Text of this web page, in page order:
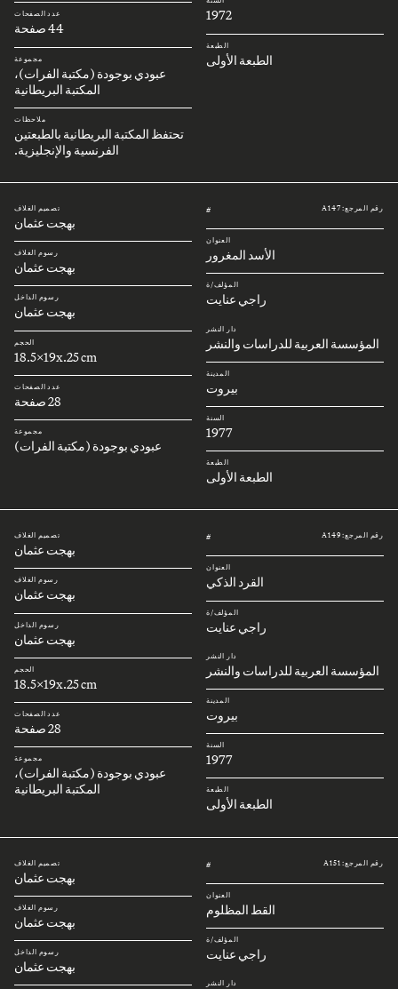
1972
الطبعة
الطبعة الأولى
عدد الصفحات
44 صفحة
مجموعة
عبودي بوجودة (مكتبة الفرات)،
المكتبة البريطانية
ملاحظات
تحتفظ المكتبة البريطانية بالطبعتين
الفرنسية والإنجليزية.
رقم المرجع: A147 #
العنوان
الأسد المغرور
المؤلف/ة
راجي عنايت
دار النشر
المؤسسة العربية للدراسات والنشر
المدينة
بيروت
السنة
1977
الطبعة
الطبعة الأولى
تصميم الغلاف
بهجت عثمان
رسوم الغلاف
بهجت عثمان
رسوم الداخل
بهجت عثمان
الحجم
18.5x19x.25 cm
عدد الصفحات
28 صفحة
مجموعة
عبودي بوجودة (مكتبة الفرات)
رقم المرجع: A149 #
العنوان
القرد الذكي
المؤلف/ة
راجي عنايت
دار النشر
المؤسسة العربية للدراسات والنشر
المدينة
بيروت
السنة
1977
الطبعة
الطبعة الأولى
تصميم الغلاف
بهجت عثمان
رسوم الغلاف
بهجت عثمان
رسوم الداخل
بهجت عثمان
الحجم
18.5x19x.25 cm
عدد الصفحات
28 صفحة
مجموعة
عبودي بوجودة (مكتبة الفرات)،
المكتبة البريطانية
رقم المرجع: A151 #
العنوان
القط المظلوم
المؤلف/ة
راجي عنايت
دار النشر
تصميم الغلاف
بهجت عثمان
رسوم الغلاف
بهجت عثمان
رسوم الداخل
بهجت عثمان